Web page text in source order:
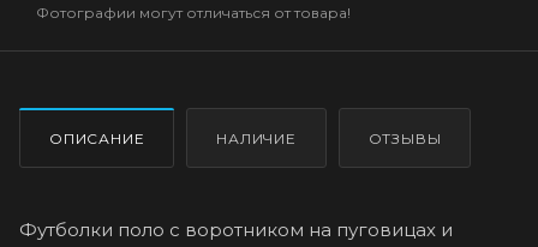
Фотографии могут отличаться от товара!
ОПИСАНИЕ НАЛИЧИЕ ОТЗЫВЫ
Футболки поло с воротником на пуговицах и